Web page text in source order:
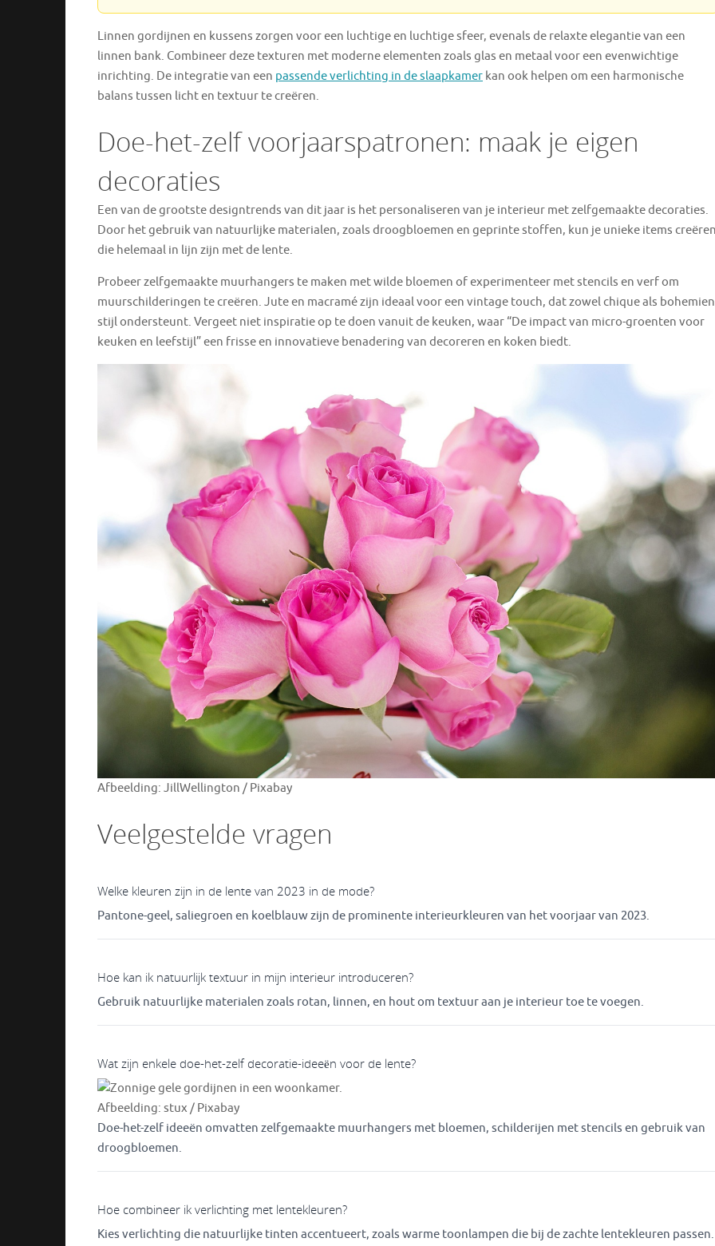
Linnen gordijnen en kussens zorgen voor een luchtige en luchtige sfeer, evenals de relaxte elegantie van een
linnen bank. Combineer deze texturen met moderne elementen zoals glas en metaal voor een evenwichtige
inrichting. De integratie van een passende verlichting in de slaapkamer kan ook helpen om een harmonische
balans tussen licht en textuur te creëren.
Doe-het-zelf voorjaarspatronen: maak je eigen
decoraties
Een van de grootste designtrends van dit jaar is het personaliseren van je interieur met zelfgemaakte decoraties.
Door het gebruik van natuurlijke materialen, zoals droogbloemen en geprinte stoffen, kun je unieke items
die helemaal in lijn zijn met de lente.
Probeer zelfgemaakte muurhangers te maken met wilde bloemen of experimenteer met stencils en verf om
muurschilderingen te creëren. Jute en macramé zijn ideaal voor een vintage touch, dat zowel chique als bohemien
stijl ondersteunt. Vergeet niet inspiratie op te doen vanuit de keuken, waar “De impact van micro-groenten voor
keuken en leefstijl” een frisse en innovatieve benadering van decoreren en koken biedt.
Afbeelding: JillWellington / Pixabay
Veelgestelde vragen
Welke kleuren zijn in de lente van 2023 in de mode?
Pantone-geel, saliegroen en koelblauw zijn de prominente interieurkleuren van het voorjaar van 2023.
Hoe kan ik natuurlijk textuur in mijn interieur introduceren?
Gebruik natuurlijke materialen zoals rotan, linnen, en hout om textuur aan je interieur toe te voegen.
Wat zijn enkele doe-het-zelf decoratie-ideeën voor de lente?
Afbeelding: stux / Pixabay
Doe-het-zelf ideeën omvatten zelfgemaakte muurhangers met bloemen, schilderijen met stencils en gebruik van
droogbloemen.
Hoe combineer ik verlichting met lentekleuren?
Kies verlichting die natuurlijke tinten accentueert, zoals warme toonlampen die bij de zachte lentekleuren passen.